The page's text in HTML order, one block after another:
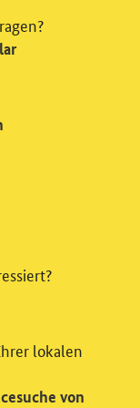
/ oder
Einwilligung für
Wir
um
Zusätzlich
lokalen
von